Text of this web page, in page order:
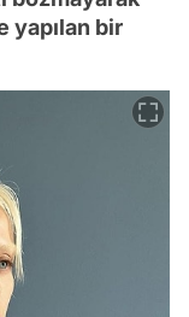
yapılan bir